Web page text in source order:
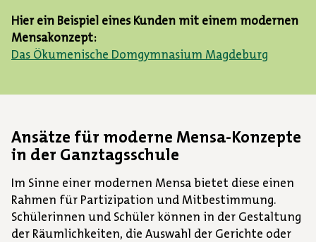
Hier ein Beispiel eines Kunden mit einem modernen
Mensakonzept:
Das Ökumenische Domgymnasium Magdeburg
Ansätze für moderne Mensa-Konzepte
in der Ganztagsschule
Im Sinne einer modernen Mensa bietet diese einen
Rahmen für Partizipation und Mitbestimmung.
Schülerinnen und Schüler können in der Gestaltung
der Räumlichkeiten, die Auswahl der Gerichte oder